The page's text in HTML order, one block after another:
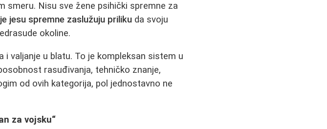
smeru. Nisu sve žene psihički spremne za
jesu spremne zaslužuju priliku da svoju
okoline.
i valjanje u blatu. To je kompleksan sistem u
rasuđivanja, tehničko znanje,
od ovih kategorija, pol jednostavno ne
za vojsku“